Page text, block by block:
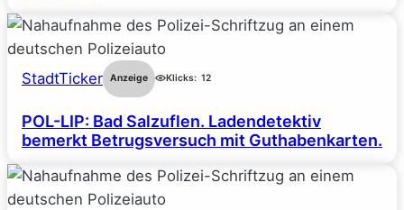
StadtTicker Anzeige Klicks: 12
POL-LIP: Bad Salzuflen. Ladendetektiv
bemerkt Betrugsversuch mit Guthabenkarten.